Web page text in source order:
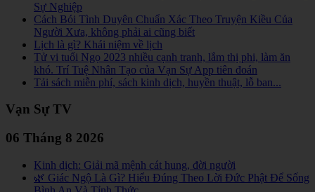
Sự Nghiệp
Cách Bói Tình Duyên Chuẩn Xác Theo Truyện Kiều Của
Người Xưa, không phải ai cũng biết
Lịch là gì? Khái niệm về lịch
Tử vi tuổi Ngọ 2023 nhiều cạnh tranh, lắm thị phi, làm ăn
khó. Trí Tuệ Nhân Tạo của Vạn Sự App tiên đoán
Tải sách miễn phí, sách kinh dịch, huyền thuật, lỗ ban...
Vạn Sự TV
06 Tháng 8 2026
Kinh dịch: Giải mã mệnh cát hung, đời người
🌿 Giác Ngộ Là Gì? Hiểu Đúng Theo Lời Đức Phật Để Sống